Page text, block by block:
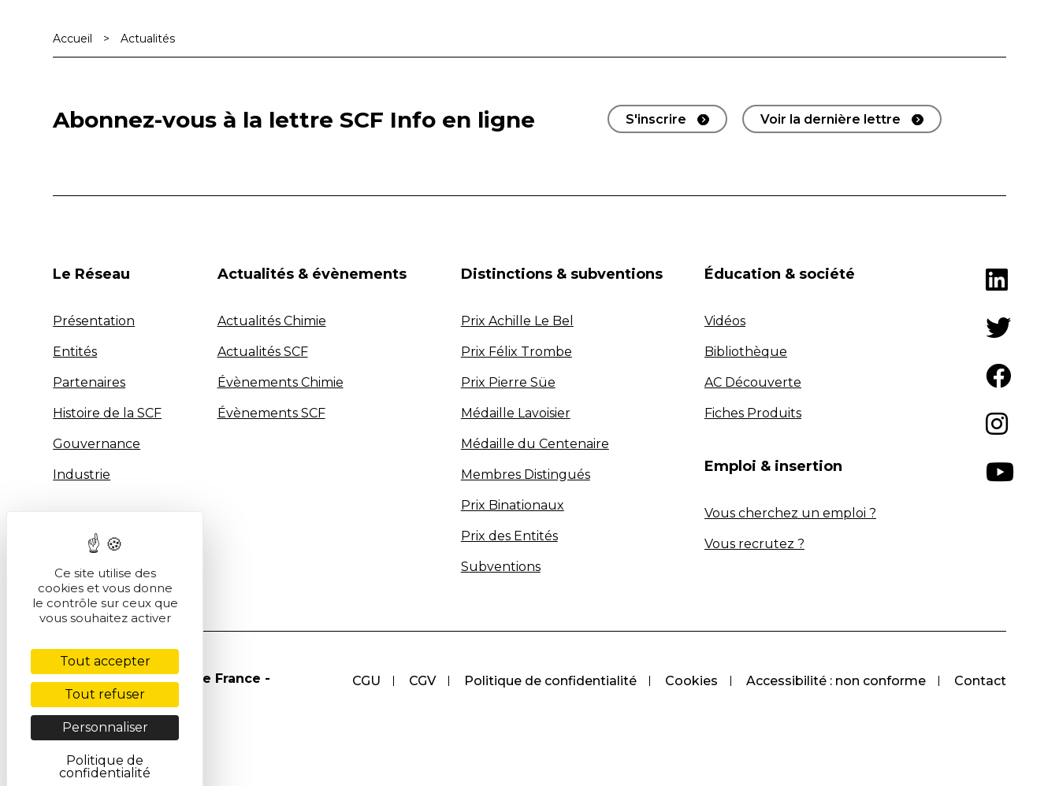
Accueil > Actualités
Abonnez-vous à la lettre SCF Info en ligne S'inscrire Voir la dernière lettre
Le Réseau
Présentation
Entités
Partenaires
Histoire de la SCF
Gouvernance
Industrie
Actualités & évènements
Actualités Chimie
Actualités SCF
Évènements Chimie
Évènements SCF
Distinctions & subventions
Prix Achille Le Bel
Prix Félix Trombe
Prix Pierre Süe
Médaille Lavoisier
Médaille du Centenaire
Membres Distingués
Prix Binationaux
Prix des Entités
Subventions
Éducation & société
Vidéos
Bibliothèque
AC Découverte
Fiches Produits
Emploi & insertion
Vous cherchez un emploi ?
Vous recrutez ?
CGU CGV Politique de confidentialité Cookies Accessibilité : non conforme Contact
© Société Chimique de France -
2026
Ce site utilise des
cookies et vous donne
le contrôle sur ceux que
vous souhaitez activer
Tout accepter
Tout refuser
Personnaliser
Politique de
confidentialité